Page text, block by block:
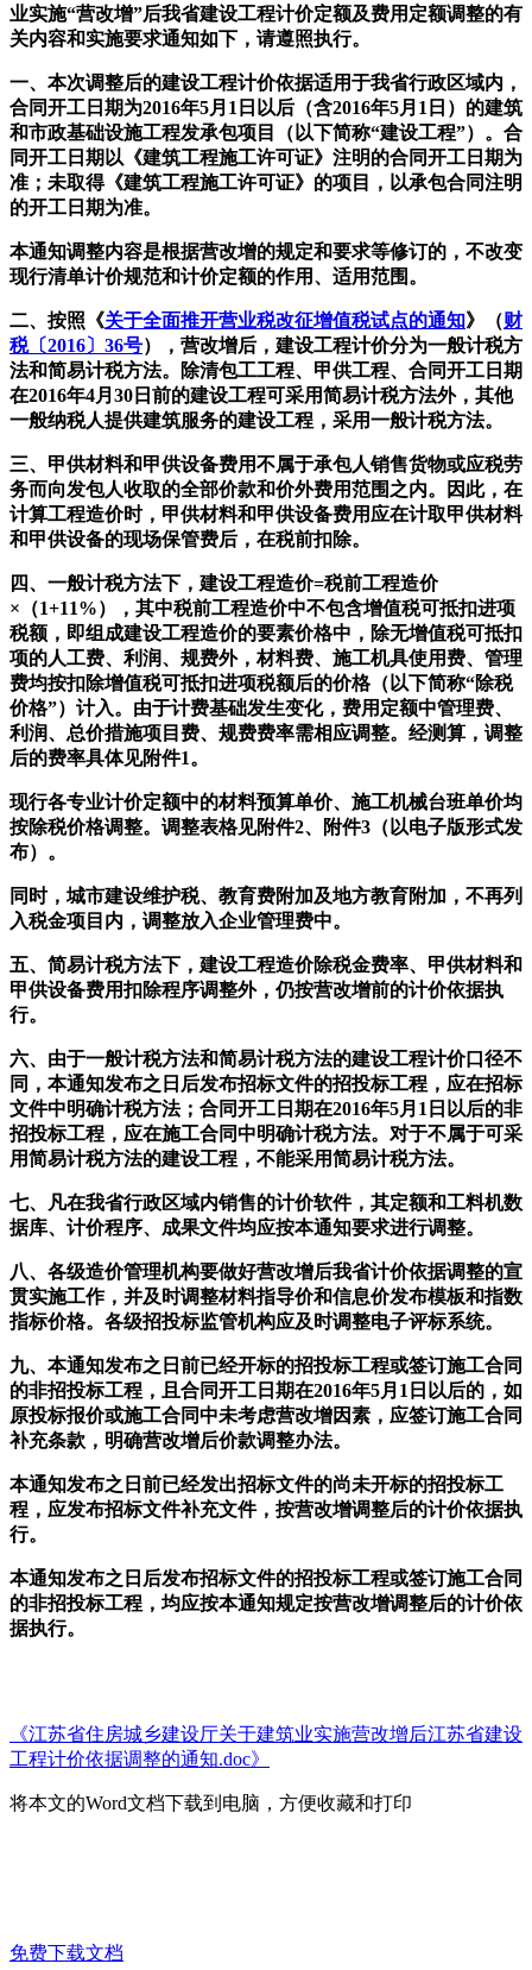
业实施“营改增”后我省建设工程计价定额及费用定额调整的有
关内容和实施要求通知如下，请遵照执行。
一、本次调整后的建设工程计价依据适用于我省行政区域内，
合同开工日期为2016年5月1日以后（含2016年5月1日）的建筑
和市政基础设施工程发承包项目（以下简称“建设工程”）。合
同开工日期以《建筑工程施工许可证》注明的合同开工日期为
准；未取得《建筑工程施工许可证》的项目，以承包合同注明
的开工日期为准。
本通知调整内容是根据营改增的规定和要求等修订的，不改变
现行清单计价规范和计价定额的作用、适用范围。
二、按照《关于全面推开营业税改征增值税试点的通知》（财
税〔2016〕36号），营改增后，建设工程计价分为一般计税方
法和简易计税方法。除清包工工程、甲供工程、合同开工日期
在2016年4月30日前的建设工程可采用简易计税方法外，其他
一般纳税人提供建筑服务的建设工程，采用一般计税方法。
三、甲供材料和甲供设备费用不属于承包人销售货物或应税劳
务而向发包人收取的全部价款和价外费用范围之内。因此，在
计算工程造价时，甲供材料和甲供设备费用应在计取甲供材料
和甲供设备的现场保管费后，在税前扣除。
四、一般计税方法下，建设工程造价=税前工程造价
×（1+11%），其中税前工程造价中不包含增值税可抵扣进项
税额，即组成建设工程造价的要素价格中，除无增值税可抵扣
项的人工费、利润、规费外，材料费、施工机具使用费、管理
费均按扣除增值税可抵扣进项税额后的价格（以下简称“除税
价格”）计入。由于计费基础发生变化，费用定额中管理费、
利润、总价措施项目费、规费费率需相应调整。经测算，调整
后的费率具体见附件1。
现行各专业计价定额中的材料预算单价、施工机械台班单价均
按除税价格调整。调整表格见附件2、附件3（以电子版形式发
布）。
同时，城市建设维护税、教育费附加及地方教育附加，不再列
入税金项目内，调整放入企业管理费中。
五、简易计税方法下，建设工程造价除税金费率、甲供材料和
甲供设备费用扣除程序调整外，仍按营改增前的计价依据执
行。
六、由于一般计税方法和简易计税方法的建设工程计价口径不
同，本通知发布之日后发布招标文件的招投标工程，应在招标
文件中明确计税方法；合同开工日期在2016年5月1日以后的非
招投标工程，应在施工合同中明确计税方法。对于不属于可采
用简易计税方法的建设工程，不能采用简易计税方法。
七、凡在我省行政区域内销售的计价软件，其定额和工料机数
据库、计价程序、成果文件均应按本通知要求进行调整。
八、各级造价管理机构要做好营改增后我省计价依据调整的宣
贯实施工作，并及时调整材料指导价和信息价发布模板和指数
指标价格。各级招投标监管机构应及时调整电子评标系统。
九、本通知发布之日前已经开标的招投标工程或签订施工合同
的非招投标工程，且合同开工日期在2016年5月1日以后的，如
原投标报价或施工合同中未考虑营改增因素，应签订施工合同
补充条款，明确营改增后价款调整办法。
本通知发布之日前已经发出招标文件的尚未开标的招投标工
程，应发布招标文件补充文件，按营改增调整后的计价依据执
行。
本通知发布之日后发布招标文件的招投标工程或签订施工合同
的非招投标工程，均应按本通知规定按营改增调整后的计价依
据执行。
《江苏省住房城乡建设厅关于建筑业实施营改增后江苏省建设
工程计价依据调整的通知.doc》
将本文的Word文档下载到电脑，方便收藏和打印
免费下载文档